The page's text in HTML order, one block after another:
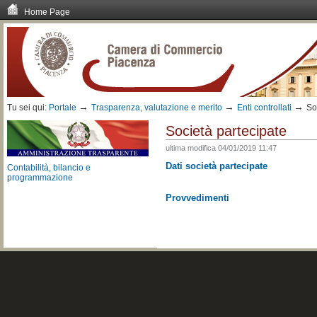
Home Page
contenuti.
Spostati
navigazione
Tu sei qui: Portale → Trasparenza, valutazione e merito → Enti controllati →
Contabilità, bilancio e
programmazione
Società partecipate
ultima modifica 04/01/2019 11:47
Dati società partecipate
Provvedimenti